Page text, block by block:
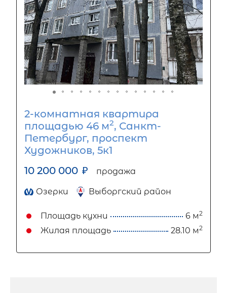
2-комнатная квартира
площадью 46 м2, Санкт-
Петербург, проспект
Художников, 5к1
10 200 000 ₽ продажа
Озерки Выборгский район
Площадь кухни 6 м2
Жилая площадь 28.10 м2